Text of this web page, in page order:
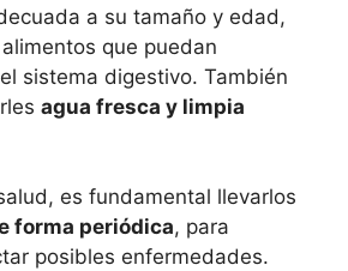
a su tamaño y edad,
que puedan
sistema digestivo. También
agua fresca y limpia
es fundamental llevarlos
forma periódica, para
posibles enfermedades.